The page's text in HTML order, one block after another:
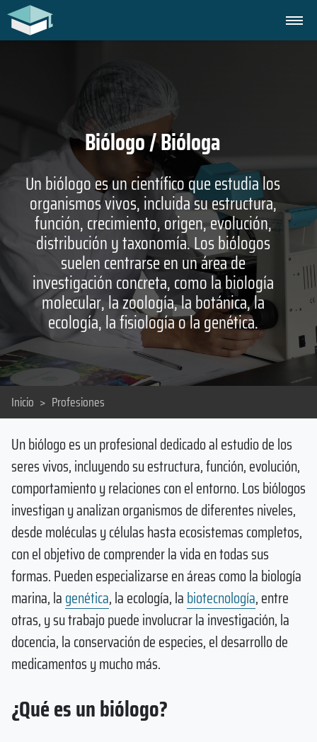
Biólogo / Bióloga
Un biólogo es un científico que estudia los
organismos vivos, incluida su estructura,
función, crecimiento, origen, evolución,
distribución y taxonomía. Los biólogos
suelen centrarse en un área de
investigación concreta, como la biología
molecular, la zoología, la botánica, la
ecología, la fisiología o la genética.
Inicio > Profesiones
Un biólogo es un profesional dedicado al estudio de los
seres vivos, incluyendo su estructura, función, evolución,
comportamiento y relaciones con el entorno. Los biólogos
investigan y analizan organismos de diferentes niveles,
desde moléculas y células hasta ecosistemas completos,
con el objetivo de comprender la vida en todas sus
formas. Pueden especializarse en áreas como la biología
marina, lagenética, la ecología, labiotecnología, entre
otras, y su trabajo puede involucrar la investigación, la
docencia, la conservación de especies, el desarrollo de
medicamentos y mucho más.
¿Qué es un biólogo?